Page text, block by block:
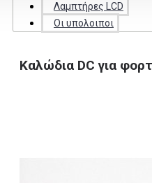
Λαμπτήρες LCD
Οι υπολοιποι
Καλώδια DC για